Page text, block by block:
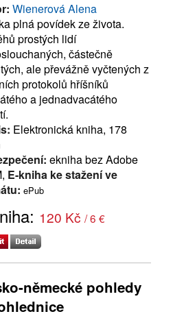
Wienerová Alena
plná povídek ze života.
prostých lidí
částečně
ale převážně vyčtených z
protokolů hříšníků
a jednadvacátého
Elektronická kniha, 178
ekniha bez Adobe
E-kniha ke stažení ve
ePub
120 Kč / 6 €
německé pohledy